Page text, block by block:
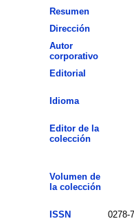
Resumen
Dirección
Autor
corporativo
Editorial
Idioma
Editor de la
colección
Volumen de
la colección
ISSN
0278-